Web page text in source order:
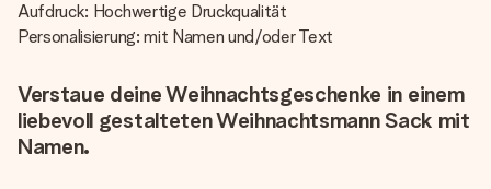
Aufdruck: Hochwertige Druckqualität
Personalisierung: mit Namen und/oder Text
Verstaue deine Weihnachtsgeschenke in einem
liebevoll gestalteten Weihnachtsmann Sack mit
Namen.